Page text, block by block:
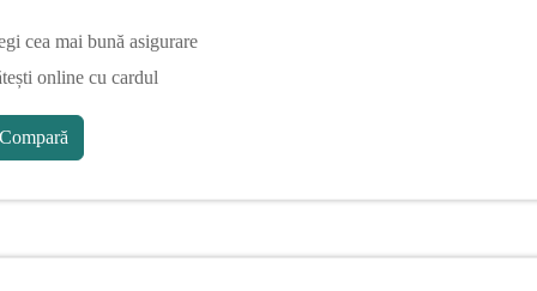
cea mai bună asigurare
online cu cardul